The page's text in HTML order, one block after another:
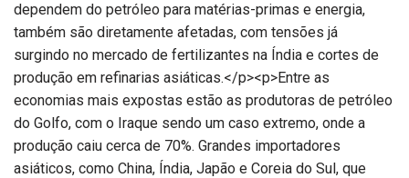
dependem do petróleo para matérias-primas e energia,
também são diretamente afetadas, com tensões já
surgindo no mercado de fertilizantes na Índia e cortes de
produção em refinarias asiáticas.</p><p>Entre as
economias mais expostas estão as produtoras de petróleo
do Golfo, com o Iraque sendo um caso extremo, onde a
produção caiu cerca de 70%. Grandes importadores
asiáticos, como China, Índia, Japão e Coreia do Sul, que